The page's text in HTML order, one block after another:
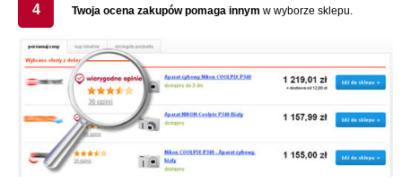
4 Twoja ocena zakupów pomaga innym w wyborze sklepu.